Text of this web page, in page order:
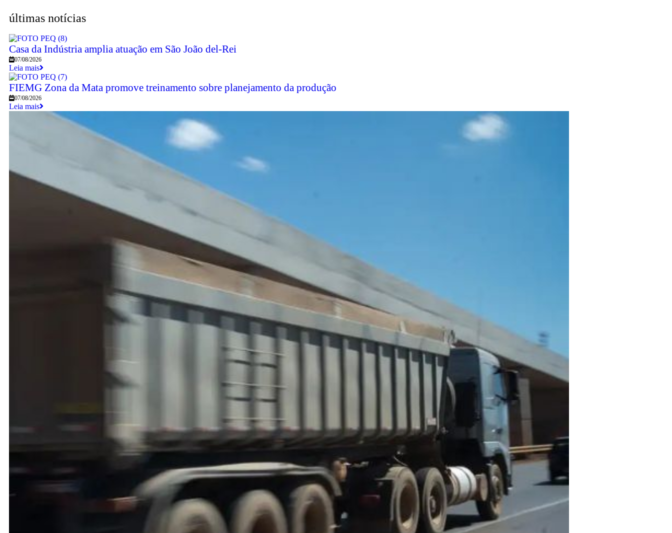
últimas notícias
Casa da Indústria amplia atuação em São João del-Rei
07/08/2026
Leia mais
FIEMG Zona da Mata promove treinamento sobre planejamento da produção
07/08/2026
Leia mais